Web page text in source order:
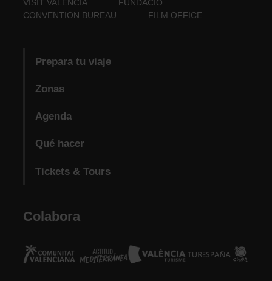
VISIT VALENCIA
FUNDACIÓ
CONVENTION BUREAU
FILM OFFICE
Prepara tu viaje
Zonas
Agenda
Qué hacer
Tickets & Tours
Colabora